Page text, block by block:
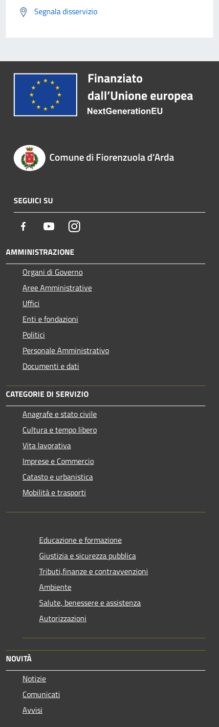
Segnala disservizio
Comune di Fiorenzuola d'Arda
SEGUICI SU
Facebook YoutubeInstagram
AMMINISTRAZIONE
Organi di Governo
Aree Amministrative
Uffici
Enti e fondazioni
Politici
Personale Amministrativo
Documenti e dati
CATEGORIE DI SERVIZIO
Anagrafe e stato civile
Cultura e tempo libero
Vita lavorativa
Imprese e Commercio
Catasto e urbanistica
Mobilità e trasporti
Educazione e formazione
Giustizia e sicurezza pubblica
Tributi,finanze e contravvenzioni
Ambiente
Salute, benessere e assistenza
Autorizzazioni
NOVITÀ
Notizie
Comunicati
Avvisi